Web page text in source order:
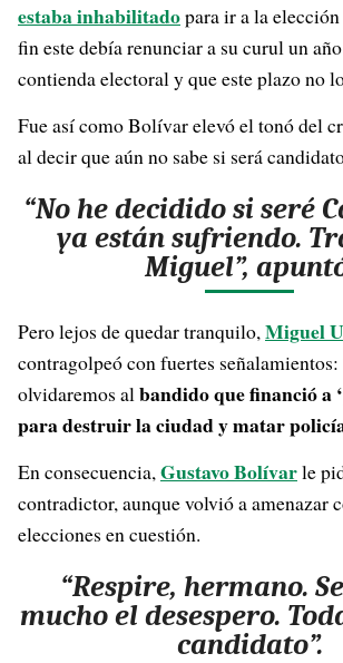
estaba inhabilitadopara ir a la
fin este debía renunciar a su curul un
contienda electoral y que este plazo no
Fue así como Bolívar elevó el tonó del
al decir que aún no sabe si será
“No he decidido si seré
ya están sufriendo.
Miguel”,
Pero lejos de quedar tranquilo,Miguel
contragolpeó con fuertes
olvidaremos albandido que financió a
para destruir la ciudad y matar
En consecuencia,Gustavo Bolívarle
contradictor, aunque volvió a amenazar
elecciones en cuestión.
“Respire, hermano.
mucho el desespero.
candidato”.